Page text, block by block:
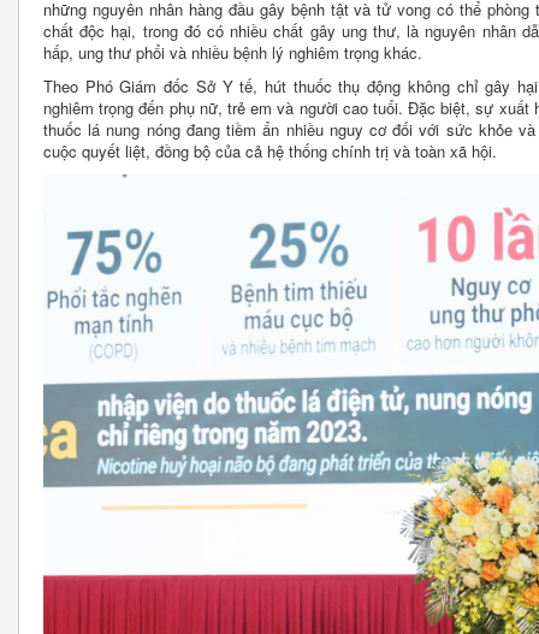
những nguyên nhân hàng đầu gây bệnh tật và tử vong có thể
chất độc hại, trong đó có nhiều chất gây ung thư, là nguyên nhân
hấp, ung thư phổi và nhiều bệnh lý nghiêm trọng khác.
Theo Phó Giám đốc Sở Y tế, hút thuốc thụ động không chỉ gây
nghiêm trọng đến phụ nữ, trẻ em và người cao tuổi. Đặc biệt, sự xuất
thuốc lá nung nóng đang tiềm ẩn nhiều nguy cơ đối với sức khỏe
cuộc quyết liệt, đồng bộ của cả hệ thống chính trị và toàn xã hội.